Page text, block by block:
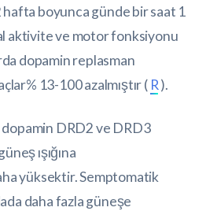
hafta boyunca günde bir saat 1
aktivite ve motor fonksiyonu
dopamin replasman
13-100 azalmıştır ( R).
DRD2 ve DRD3
ışığına
yüksektir. Semptomatik
daha fazla güneşe